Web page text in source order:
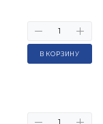
В КОРЗИНУ